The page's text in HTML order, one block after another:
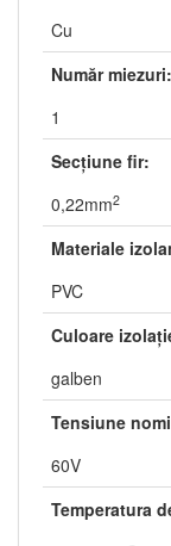
Cu
Număr miezuri:
1
Secţiune fir:
0,22mm2
Materiale
PVC
Culoare
galben
Tensiune
60V
Temperatura